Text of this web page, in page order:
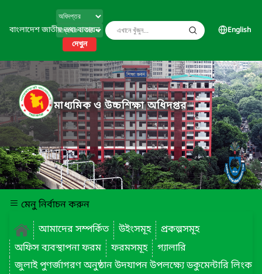
বাংলাদেশ জাতীয় তথ্য বাতায়ন
দেখুন
English
মাধ্যমিক ও উচ্চশিক্ষা অধিদপ্তর
মেনু নির্বাচন করুন
আমাদের সম্পর্কিত
উইংসমূহ
প্রকল্পসমূহ
অফিস ব্যবস্থাপনা ফরম
ফরমসমূহ
গ্যালারি
জুলাই পুণর্জাগরণ অনুষ্ঠান উদযাপন উপলক্ষ্যে ডকুমেন্টারি লিংক